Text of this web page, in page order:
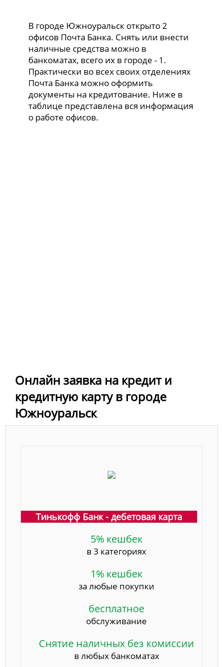
В городе Южноуральск открыто 2
офисов Почта Банка. Снять или внести
наличные средства можно в
банкоматах, всего их в городе - 1.
Практически во всех своих отделениях
Почта Банка можно оформить
документы на кредитование. Ниже в
таблице представлена вся информация
о работе офисов.
Онлайн заявка на кредит и
кредитную карту в городе
Южноуральск
Тинькофф Банк - дебетовая карта
5% кешбек
в 3 категориях
1% кешбек
за любые покупки
бесплатное
обслуживание
Снятие наличных без комиссии
в любых банкоматах